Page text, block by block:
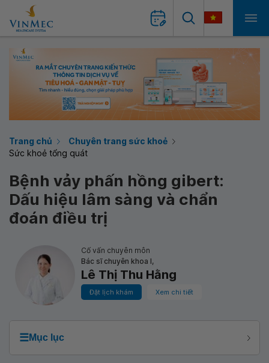
Trang chủ
Chuyên trang sức khoẻ
Sức khoẻ tổng quát
Bệnh vảy phấn hồng gibert:
Dấu hiệu lâm sàng và chẩn
đoán điều trị
Cố vấn chuyên môn
Bác sĩ chuyên khoa I,
Lê Thị Thu Hằng
Đặt lịch khám Xem chi tiết
☰Mục lục